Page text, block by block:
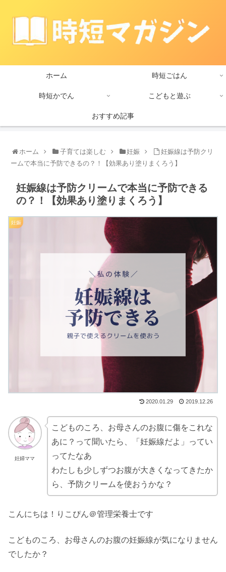
ホーム 時短ごはん
時短かでん こどもと遊ぶ
おすすめ記事
ホーム 子育ては楽しむ 妊娠
妊娠線は予防クリ
ームで本当に予防できるの？！【効果あり塗りまくろう】
妊娠線は予防クリームで本当に予防できる
の？！【効果あり塗りまくろう】
妊娠
2020.01.29 2019.12.26
妊婦ママ
こどものころ、お母さんのお腹に傷をこれな
あに？って聞いたら、「妊娠線だよ」ってい
ってたなあ
わたしも少しずつお腹が大きくなってきたか
ら、予防クリームを使おうかな？
こんにちは！りこぴん＠管理栄養士です
こどものころ、お母さんのお腹の妊娠線が気になりません
でしたか？